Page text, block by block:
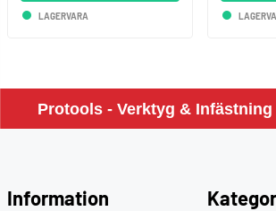
LAGERVARA
Protools - Verktyg & Infästning
Information